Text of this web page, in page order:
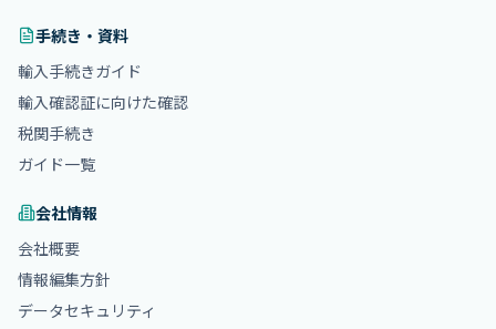
手続き・資料
輸入手続きガイド
輸入確認証に向けた確認
税関手続き
ガイド一覧
会社情報
会社概要
情報編集方針
データセキュリティ